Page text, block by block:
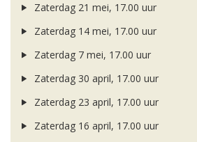
Zaterdag 21 mei, 17.00 uur
Zaterdag 14 mei, 17.00 uur
Zaterdag 7 mei, 17.00 uur
Zaterdag 30 april, 17.00 uur
Zaterdag 23 april, 17.00 uur
Zaterdag 16 april, 17.00 uur